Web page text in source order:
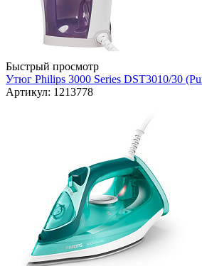
Быстрый просмотр
Утюг Philips 3000 Series DST3010/30
Артикул: 1213778